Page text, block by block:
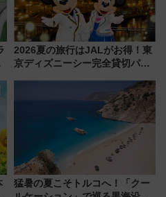
2026夏の旅行はJALがお得！東
京ディズニーシー完全貸切パー
ーン始まる 条件は「夏の国内
線に2回搭乗」
猛暑の夏こそトルコへ！「クー